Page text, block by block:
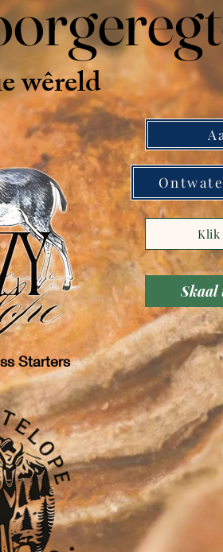
wêreld
Klik
Skaal
Starters